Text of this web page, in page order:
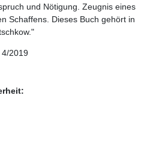
und Nötigung. Zeugnis eines
Schaffens. Dieses Buch gehört in
4/2019